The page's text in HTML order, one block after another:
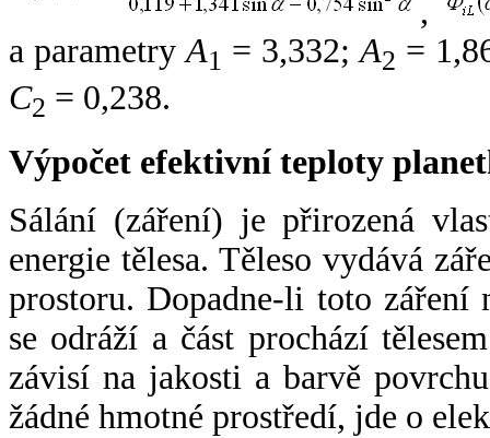
,
a parametryA1 = 3,332;A2 =
C2 = 0,238.
Výpočet efektivní teploty
Sálání (záření) je přirozená
energie tělesa. Těleso vydává
prostoru. Dopadne-li toto záření
se odráží a část prochází
závisí na jakosti a barvě
žádné hmotné prostředí, jde o